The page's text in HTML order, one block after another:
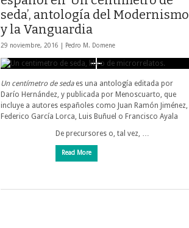
seda’, antología del Modernismo
y la Vanguardia
29 noviembre, 2016 | Pedro M. Domene
Un centímetro de sedaes una antología editada por
Darío Hernández, y publicada por Menoscuarto, que
incluye a autores españoles como Juan Ramón Jiménez,
Federico García Lorca, Luis Buñuel o Francisco Ayala
De precursores o, tal vez, …
Read More